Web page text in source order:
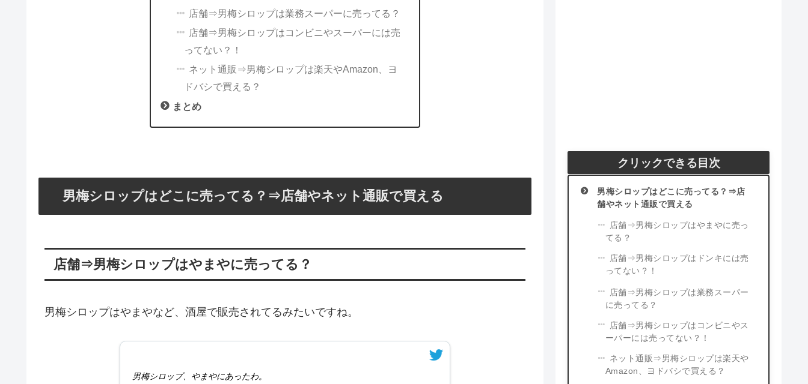
店舗⇒男梅シロップは業務スーパーに売ってる？
店舗⇒男梅シロップはコンビニやスーパーには売
ってない？！
ネット通販⇒男梅シロップは楽天やAmazon、ヨ
ドバシで買える？
まとめ
男梅シロップはどこに売ってる？⇒店舗やネット通販で買える
店舗⇒男梅シロップはやまやに売ってる？
男梅シロップはやまやなど、酒屋で販売されてるみたいですね。
男梅シロップ、やまやにあったわ。
クリックできる目次
男梅シロップはどこに売ってる？⇒店
舗やネット通販で買える
店舗⇒男梅シロップはやまやに売っ
てる？
店舗⇒男梅シロップはドンキには売
ってない？！
店舗⇒男梅シロップは業務スーパー
に売ってる？
店舗⇒男梅シロップはコンビニやス
ーパーには売ってない？！
ネット通販⇒男梅シロップは楽天や
Amazon、ヨドバシで買える？